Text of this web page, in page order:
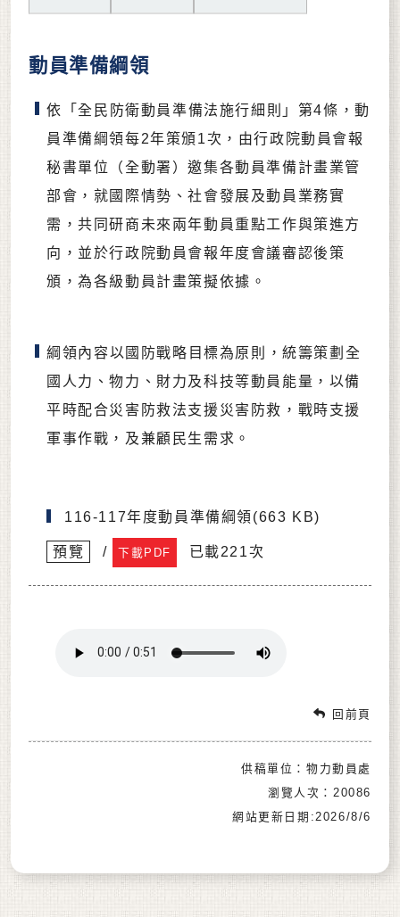
動員準備綱領
依「全民防衛動員準備法施行細則」第4條，動
員準備綱領每2年策頒1次，由行政院動員會報
秘書單位（全動署）邀集各動員準備計畫業管
部會，就國際情勢、社會發展及動員業務實
需，共同研商未來兩年動員重點工作與策進方
向，並於行政院動員會報年度會議審認後策
頒，為各級動員計畫策擬依據。
綱領內容以國防戰略目標為原則，統籌策劃全
國人力、物力、財力及科技等動員能量，以備
平時配合災害防救法支援災害防救，戰時支援
軍事作戰，及兼顧民生需求。
116-117年度動員準備綱領(663 KB)
預覽 / 下載PDF 已載221次
回前頁
供稿單位：物力動員處
瀏覽人次：20086
網站更新日期:2026/8/6